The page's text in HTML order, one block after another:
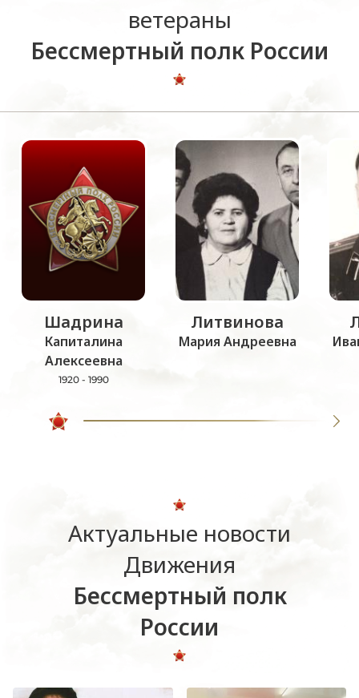
ветераны
Бессмертный полк России
Шадрина
Капиталина
Алексеевна
1920 - 1990
Литвинова
Мария Андреевна
Актуальные новости
Движения
Бессмертный полк
России